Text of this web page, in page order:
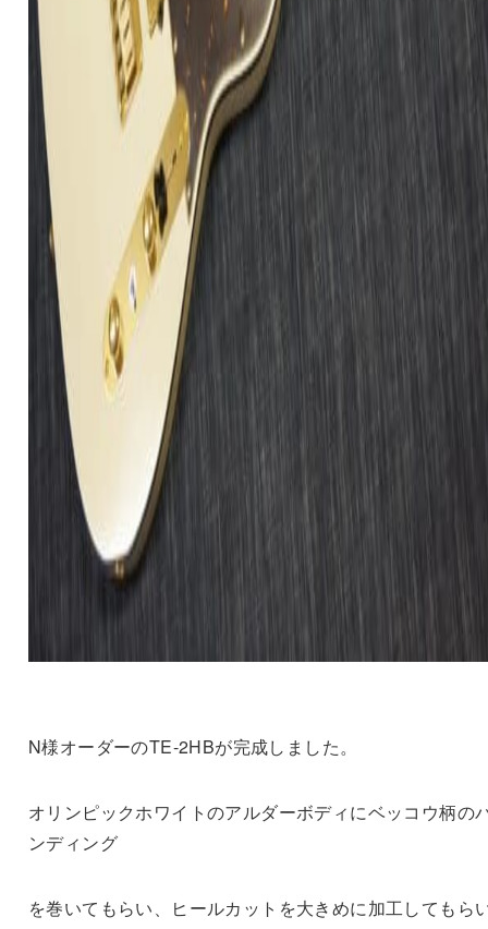
N様オーダーのTE-2HBが完成しました。
オリンピックホワイトのアルダーボディにベッコウ柄の
ンディング
を巻いてもらい、ヒールカットを大きめに加工してもら